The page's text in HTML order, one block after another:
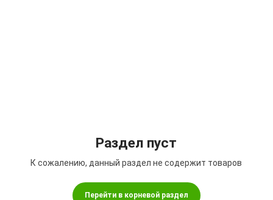
Раздел пуст
К сожалению, данный раздел не содержит товаров
Перейти в корневой раздел